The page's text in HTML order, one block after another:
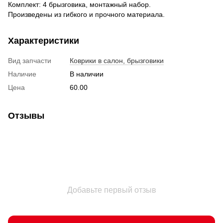
Комплект: 4 брызговика, монтажный набор.
Произведены из гибкого и прочного материала.
Характеристики
Вид запчасти
Коврики в салон, брызговики
Наличие
В наличии
Цена
60.00
Отзывы
Добавьте первый отзыв